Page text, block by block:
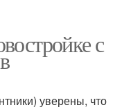
с
уверены, что